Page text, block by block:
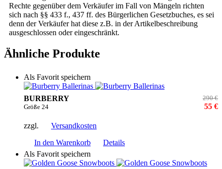
Rechte gegenüber dem Verkäufer im Fall von Mängeln richten
sich nach §§ 433 f., 437 ff. des Bürgerlichen Gesetzbuches, es sei
denn der Verkäufer hat diese z.B. in der Artikelbeschreibung
ausgeschlossen oder eingeschränkt.
Ähnliche Produkte
Als Favorit speichern
BURBERRY
Größe 24
290 €
55 €
zzgl.
Versandkosten
In den Warenkorb
Details
Als Favorit speichern